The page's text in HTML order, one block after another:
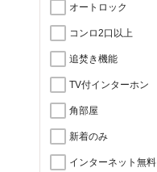
オートロック
コンロ2口以上
追焚き機能
TV付インターホン
角部屋
新着のみ
インターネット無料